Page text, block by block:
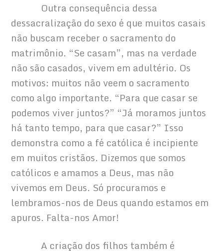
Outra consequência dessa
dessacralização do sexo é que muitos casais
não buscam receber o sacramento do
matrimônio. “Se casam”, mas na verdade
não são casados, vivem em adultério. Os
motivos: muitos não veem o sacramento
como algo importante. “Para que casar se
podemos viver juntos?” “Já moramos juntos
há tanto tempo, para que casar?” Isso
demonstra como a fé católica é incipiente
em muitos cristãos. Dizemos que somos
católicos e amamos a Deus, mas não
vivemos em Deus. Só procuramos e
lembramos-nos de Deus quando estamos em
apuros. Falta-nos Amor!
A criação dos filhos também é